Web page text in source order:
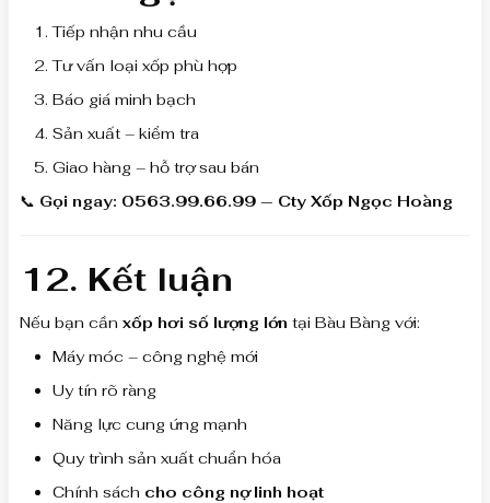
Tiếp nhận nhu cầu
Tư vấn loại xốp phù hợp
Báo giá minh bạch
Sản xuất – kiểm tra
Giao hàng – hỗ trợ sau bán
📞 Gọi ngay: 0563.99.66.99 — Cty Xốp Ngọc Hoàng
12. Kết luận
Nếu bạn cần xốp hơi số lượng lớn tại Bàu Bàng với:
Máy móc – công nghệ mới
Uy tín rõ ràng
Năng lực cung ứng mạnh
Quy trình sản xuất chuẩn hóa
Chính sách cho công nợ linh hoạt